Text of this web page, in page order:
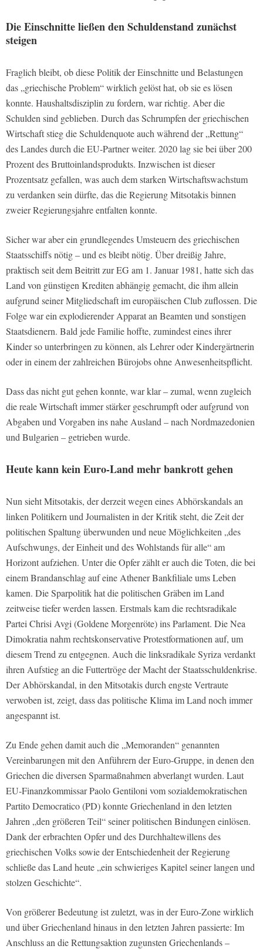
Die Einschnitte ließen den Schuldenstand zunächst
steigen
Fraglich bleibt, ob diese Politik der Einschnitte und Belastungen
das „griechische Problem“ wirklich gelöst hat, ob sie es lösen
konnte. Haushaltsdisziplin zu fordern, war richtig. Aber die
Schulden sind geblieben. Durch das Schrumpfen der griechischen
Wirtschaft stieg die Schuldenquote auch während der „Rettung“
des Landes durch die EU-Partner weiter. 2020 lag sie bei über 200
Prozent des Bruttoinlandsprodukts. Inzwischen ist dieser
Prozentsatz gefallen, was auch dem starken Wirtschaftswachstum
zu verdanken sein dürfte, das die Regierung Mitsotakis binnen
zweier Regierungsjahre entfalten konnte.
Sicher war aber ein grundlegendes Umsteuern des griechischen
Staatsschiffs nötig – und es bleibt nötig. Über dreißig Jahre,
praktisch seit dem Beitritt zur EG am 1. Januar 1981, hatte sich das
Land von günstigen Krediten abhängig gemacht, die ihm allein
aufgrund seiner Mitgliedschaft im europäischen Club zuflossen. Die
Folge war ein explodierender Apparat an Beamten und sonstigen
Staatsdienern. Bald jede Familie hoffte, zumindest eines ihrer
Kinder so unterbringen zu können, als Lehrer oder Kindergärtnerin
oder in einem der zahlreichen Bürojobs ohne Anwesenheitspflicht.
Dass das nicht gut gehen konnte, war klar – zumal, wenn zugleich
die reale Wirtschaft immer stärker geschrumpft oder aufgrund von
Abgaben und Vorgaben ins nahe Ausland – nach Nordmazedonien
und Bulgarien – getrieben wurde.
Heute kann kein Euro-Land mehr bankrott gehen
Nun sieht Mitsotakis, der derzeit wegen eines Abhörskandals an
linken Politikern und Journalisten in der Kritik steht, die Zeit der
politischen Spaltung überwunden und neue Möglichkeiten „des
Aufschwungs, der Einheit und des Wohlstands für alle“ am
Horizont aufziehen. Unter die Opfer zählt er auch die Toten, die bei
einem Brandanschlag auf eine Athener Bankfiliale ums Leben
kamen. Die Sparpolitik hat die politischen Gräben im Land
zeitweise tiefer werden lassen. Erstmals kam die rechtsradikale
Partei Chrisi Avgi (Goldene Morgenröte) ins Parlament. Die Nea
Dimokratia nahm rechtskonservative Protestformationen auf, um
diesem Trend zu entgegnen. Auch die linksradikale Syriza verdankt
ihren Aufstieg an die Futtertröge der Macht der Staatsschuldenkrise.
Der Abhörskandal, in den Mitsotakis durch engste Vertraute
verwoben ist, zeigt, dass das politische Klima im Land noch immer
angespannt ist.
Zu Ende gehen damit auch die „Memoranden“ genannten
Vereinbarungen mit den Anführern der Euro-Gruppe, in denen den
Griechen die diversen Sparmaßnahmen abverlangt wurden. Laut
EU-Finanzkommissar Paolo Gentiloni vom sozialdemokratischen
Partito Democratico (PD) konnte Griechenland in den letzten
Jahren „den größeren Teil“ seiner politischen Bindungen einlösen.
Dank der erbrachten Opfer und des Durchhaltewillens des
griechischen Volks sowie der Entschiedenheit der Regierung
schließe das Land heute „ein schwieriges Kapitel seiner langen und
stolzen Geschichte“.
Von größerer Bedeutung ist zuletzt, was in der Euro-Zone wirklich
und über Griechenland hinaus in den letzten Jahren passierte: Im
Anschluss an die Rettungsaktion zugunsten Griechenlands –